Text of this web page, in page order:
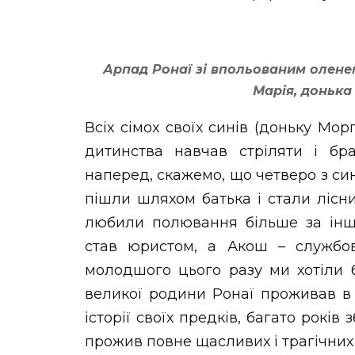
Арпад Ронаї зі впольованим
Марія,
Всіх сімох своїх синів (доньку
дитинства навчав стріляти і
наперед, скажемо, що четверо з
пішли шляхом батька і стали
любили полювання більше за
став юристом, а Акош –
молодшого цього разу ми хотіли
великої родини Ронаї проживав
історії своїх предків, багато
прожив повне щасливих і